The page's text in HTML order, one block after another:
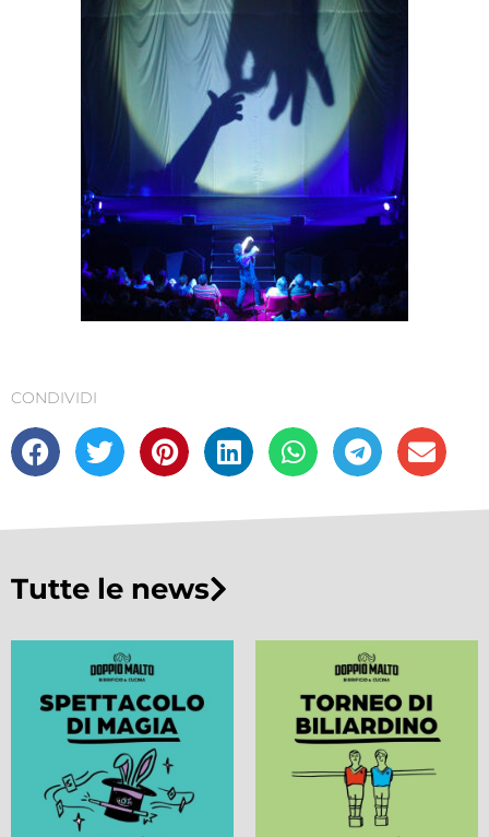
CONDIVIDI
Tutte le news